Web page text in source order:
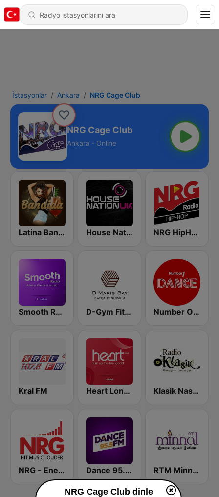
İstasyonlar Ankara NRG Cage Club
NRG Cage Club
Ankara - Online
Latina Bandida! House Nation UK NRG HipHop
Smooth Radio London D-Gym Fitness D-Hotel Maris Number One Dance FM
Kral FM Heart London Klasik Nasional FM
NRG - Energy Radio Dance 95.5 FM RTM Minnal FM
NRG Cage Club dinle